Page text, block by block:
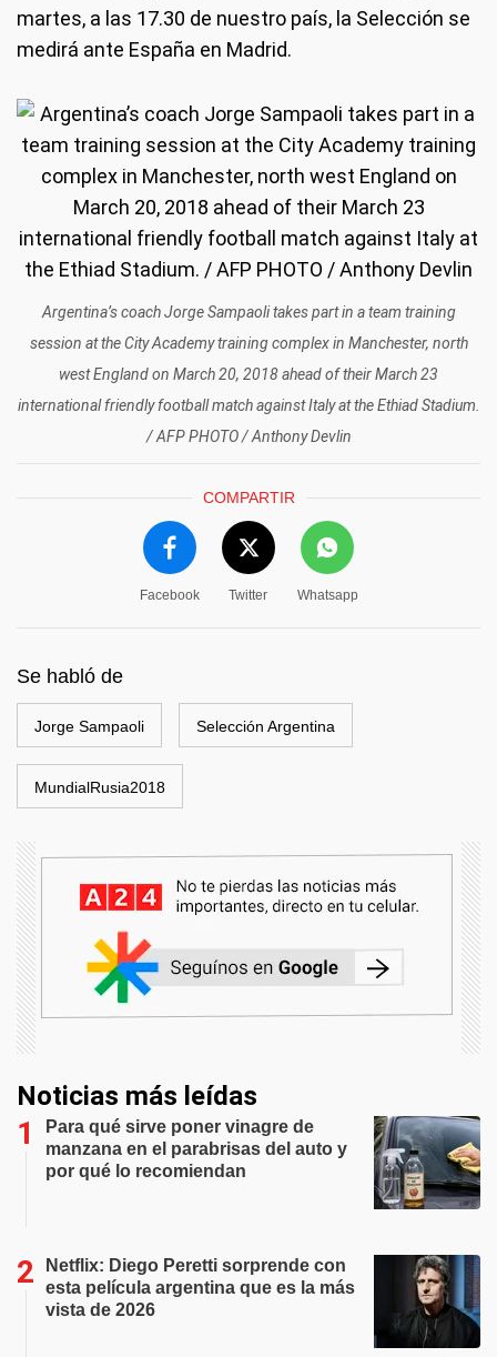
martes, a las 17.30 de nuestro país, la Selección se
medirá ante España en Madrid.
Argentina’s coach Jorge Sampaoli takes part in a team training
session at the City Academy training complex in Manchester, north
west England on March 20, 2018 ahead of their March 23
international friendly football match against Italy at the Ethiad Stadium.
/ AFP PHOTO / Anthony Devlin
COMPARTIR
Facebook Twitter Whatsapp
Se habló de
Jorge Sampaoli Selección Argentina
MundialRusia2018
Noticias más leídas
Para qué sirve poner vinagre de
manzana en el parabrisas del auto y
por qué lo recomiendan
Netflix: Diego Peretti sorprende con
esta película argentina que es la más
vista de 2026